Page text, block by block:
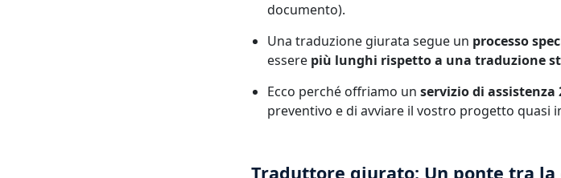
documento).
Una traduzione giurata segue un processo
essere più lunghi rispetto a una traduzione
Ecco perché offriamo un servizio di assistenza
preventivo e di avviare il vostro progetto quasi
Traduttore giurato: Un ponte tra